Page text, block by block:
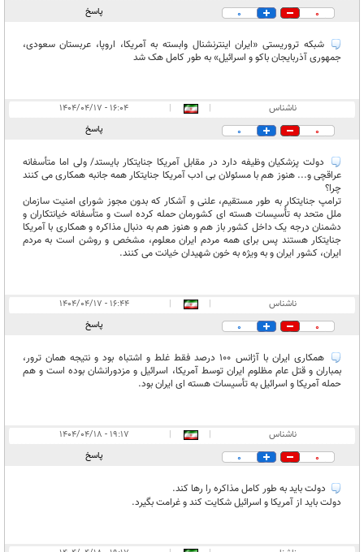
0
0 پاسخ
شبکه تروریستی «ایران اینترنشنال وابسته به آمریکا، اروپا، عربستان سعودی،
جمهوری آذربایجان باکو و اسرائیل» به طور کامل هک شد
ناشناس |
|
۱۶:۰۴ - ۱۴۰۴/۰۴/۱۷
0
0 پاسخ
دولت پزشکیان وظیفه دارد در مقابل آمریکا جنایتکار بایستد/ ولی اما متأسفانه
عراقچی و... هنوز هم با مسئولان بی ادب آمریکا جنایتکار همه جانبه همکاری می کنند
چرا؟
ترامپ جنایتکار به طور مستقیم، علنی و آشکار که بدون مجوز شورای امنیت سازمان
ملل متحد به تأُسیسات هسته ای کشورمان حمله کرده است و متأسفانه خیانتکاران و
دشمنان درجه یک داخل کشور باز هم و هنوز هم به دنبال مذاکره و همکاری با آمریکا
جنایتکار هستند پس برای همه مردم ایران معلوم، مشخص و روشن است به مردم
ایران، کشور ایران و به ویژه به خون شهیدان خیانت می کنند.
ناشناس |
|
۱۶:۴۴ - ۱۴۰۴/۰۴/۱۷
0
0 پاسخ
همکاری ایران با آژانس 100 درصد فقط غلط و اشتباه بود و نتیجه همان ترور،
بمباران و قتل عام مظلوم ایران توسط آمریکا، اسرائیل و مزدورانشان بوده است و هم
حمله آمریکا و اسرائیل به تأسیسات هسته ای ایران بود.
ناشناس |
|
۱۹:۱۷ - ۱۴۰۴/۰۴/۱۸
0
0 پاسخ
دولت باید به طور کامل مذاکره را رها کند.
دولت باید از آمریکا و اسرائیل شکایت کند و غرامت بگیرد.